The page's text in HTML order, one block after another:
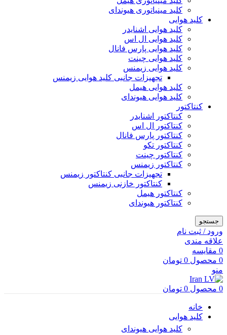
کلید مینیاتوری هیوندای
کلید هوایی
کلید هوایی اشنایدر
کلید هوایی ال اس
کلید هوایی پارس فانال
کلید هوایی چینت
کلید هوایی زیمنس
تجهیزات جانبی کلید هوایی زیمنس
کلید هوایی هیمل
کلید هوایی هیوندای
کنتاکتور
کنتاکتور اشنایدر
کنتاکتور ال اس
کنتاکتور پارس فانال
کنتاکتور تکو
کنتاکتور چینت
کنتاکتور زیمنس
تجهیزات جانبی کنتاکتور زیمنس
کنتاکتور خازنی زیمنس
کنتاکتور هیمل
کنتاکتور هیوندای
جستجو
ورود / ثبت نام
علاقه مندی
0 مقایسه
0 محصول 0 تومان
منو
0 محصول 0 تومان
خانه
کلید هوایی
کلید هوایی هیوندای